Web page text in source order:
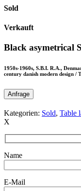
Sold
Verkauft
Black asymetrical
1950s-1960s, S.B.I. R.A.,
century danish modern design /
Anfrage
Kategorien: Sold, Table
X
Name
E-Mail